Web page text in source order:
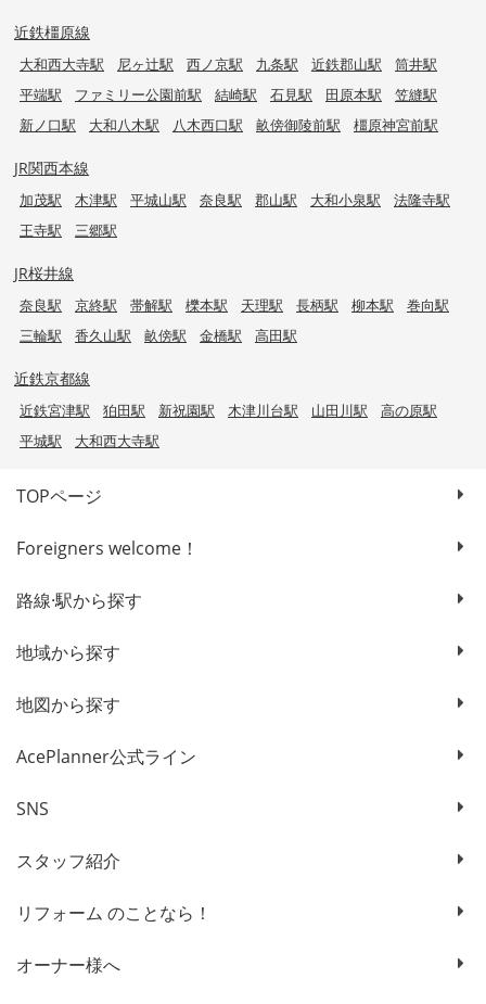
近鉄橿原線
大和西大寺駅 尼ヶ辻駅 西ノ京駅 九条駅 近鉄郡山駅
筒井駅
平端駅
ファミリー公園前駅 結崎駅 石見駅 田原本駅
笠縫駅
新ノ口駅
大和八木駅 八木西口駅 畝傍御陵前駅 橿原神宮前駅
JR関西本線
加茂駅 木津駅 平城山駅 奈良駅 郡山駅 大和小泉駅
法隆寺駅
王寺駅
三郷駅
JR桜井線
奈良駅 京終駅 帯解駅 櫟本駅 天理駅 長柄駅 柳本駅
巻向駅
三輪駅
香久山駅 畝傍駅 金橋駅 高田駅
近鉄京都線
近鉄宮津駅 狛田駅 新祝園駅 木津川台駅 山田川駅
高の原駅
平城駅
大和西大寺駅
TOPページ
Foreigners welcome！
路線·駅から探す
地域から探す
地図から探す
AcePlanner公式ライン
SNS
スタッフ紹介
リフォーム のことなら！
オーナー様へ